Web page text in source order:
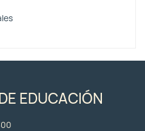
EDUCACIÓN